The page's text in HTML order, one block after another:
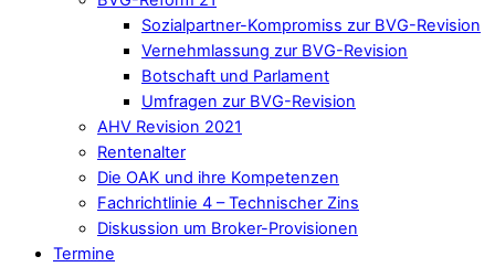
Sozialpartner-Kompromiss zur BVG-Revision
Vernehmlassung zur BVG-Revision
Botschaft und Parlament
Umfragen zur BVG-Revision
AHV Revision 2021
Rentenalter
Die OAK und ihre Kompetenzen
Fachrichtlinie 4 – Technischer Zins
Diskussion um Broker-Provisionen
Termine